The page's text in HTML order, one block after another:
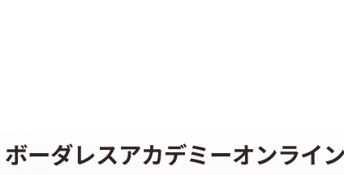
ーダレスアカデミーオンライ